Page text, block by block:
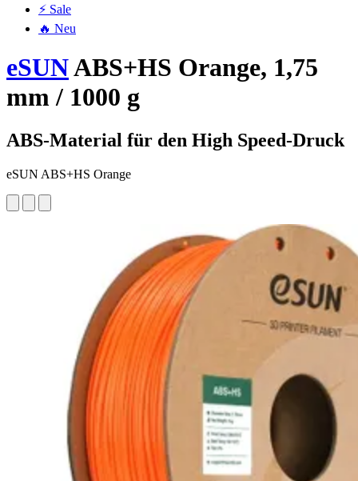
⚡ Sale
🔥 Neu
eSUNABS+HS Orange, 1,75
mm / 1000 g
ABS-Material für den High Speed-Druck
eSUN ABS+HS Orange